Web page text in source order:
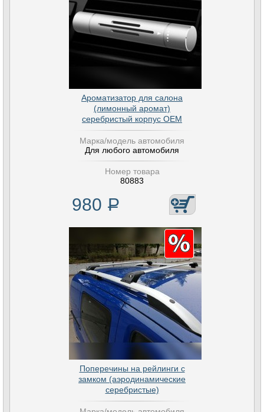
Ароматизатор для салона
(лимонный аромат)
серебристый корпус OEM
Марка/модель автомобиля
Для любого автомобиля
Номер товара
80883
980 Р
Поперечины на рейлинги с
замком (аэродинамические
серебристые)